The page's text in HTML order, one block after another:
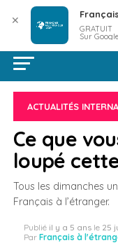
ACTUALITÉS
Ce que
loupé
Tous les dimanches
Français à l’étranger.
Publié il y a 5 ans le 25
Par Français à
✕
GRATUIT
Sur